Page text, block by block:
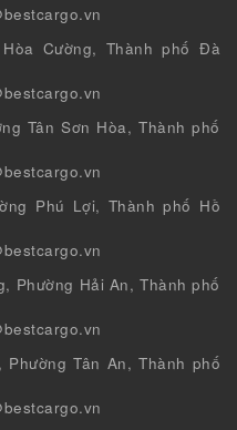
Cường, Thành phố Đà
Tân Sơn Hòa, Thành phố
Phú Lợi, Thành phố Hồ
Phường Hải An, Thành phố
Tân An, Thành phố